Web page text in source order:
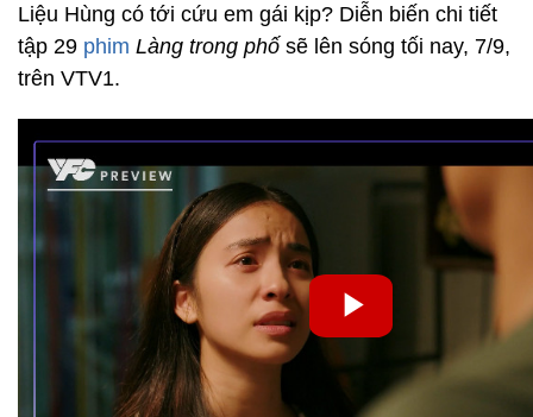
Liệu Hùng có tới cứu em gái kịp? Diễn biến chi tiết
tập 29 phim Làng trong phố sẽ lên sóng tối nay, 7/9,
trên VTV1.